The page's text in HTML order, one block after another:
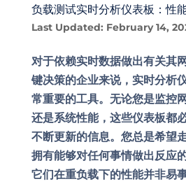
负载测试实时分析仪表板：性
Last Updated: February 14,
对于依赖实时数据做出有关其
键决策的企业来说，实时分析
常重要的工具。无论您是监控
还是系统性能，这些仪表板都
不断更新的信息。您总是希望
拥有能够对任何事情做出反应
它们在重负载下的性能并非易